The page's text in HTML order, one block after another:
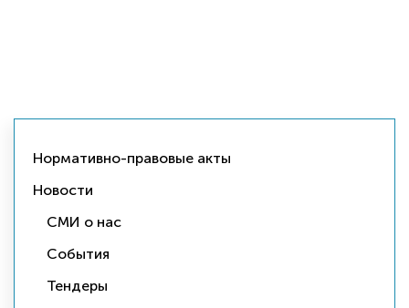
Нормативно-правовые акты
Новости
СМИ о нас
События
Тендеры